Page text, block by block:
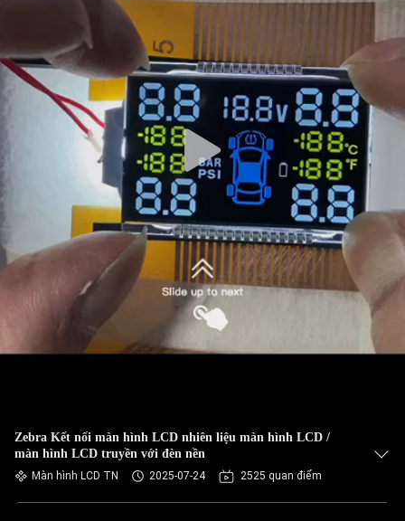
Zebra Kết nối màn hình LCD nhiên liệu màn hình LCD /
màn hình LCD truyền với đèn nền
Màn hình LCD TN 2025-07-24 2525 quan điểm